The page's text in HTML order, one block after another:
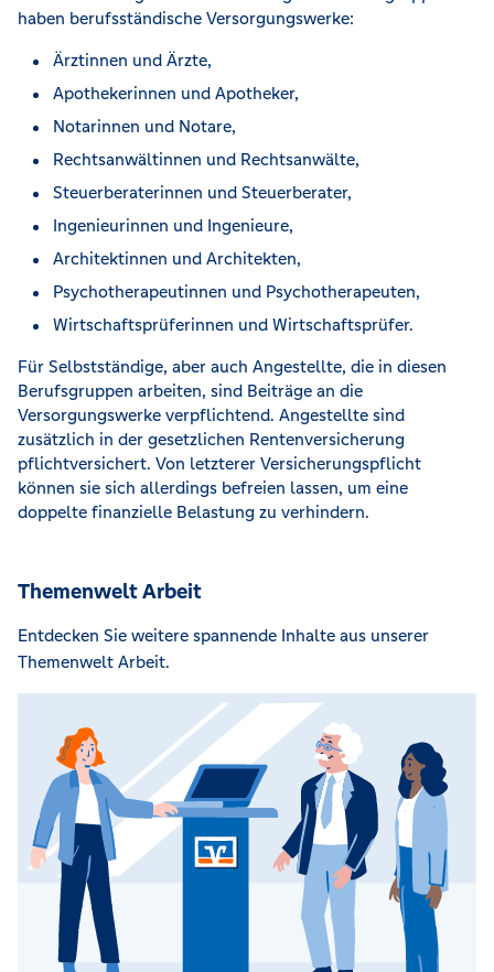
haben berufsständische Versorgungswerke:
Ärztinnen und Ärzte,
Apothekerinnen und Apotheker,
Notarinnen und Notare,
Rechtsanwältinnen und Rechtsanwälte,
Steuerberaterinnen und Steuerberater,
Ingenieurinnen und Ingenieure,
Architektinnen und Architekten,
Psychotherapeutinnen und Psychotherapeuten,
Wirtschaftsprüferinnen und Wirtschaftsprüfer.
Für Selbstständige, aber auch Angestellte, die in diesen
Berufsgruppen arbeiten, sind Beiträge an die
Versorgungswerke verpflichtend. Angestellte sind
zusätzlich in der gesetzlichen Rentenversicherung
pflichtversichert. Von letzterer Versicherungspflicht
können sie sich allerdings befreien lassen, um eine
doppelte finanzielle Belastung zu verhindern.
Themenwelt Arbeit
Entdecken Sie weitere spannende Inhalte aus unserer
Themenwelt Arbeit.